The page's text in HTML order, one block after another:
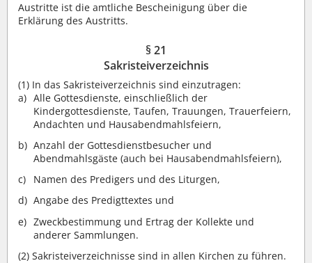
Austritte ist die amtliche Bescheinigung über die
Erklärung des Austritts.
§ 21
Sakristeiverzeichnis
(1) In das Sakristeiverzeichnis sind einzutragen:
Alle Gottesdienste, einschließlich der
Kindergottesdienste, Taufen, Trauungen, Trauerfeiern,
Andachten und Hausabendmahlsfeiern,
Anzahl der Gottesdienstbesucher und
Abendmahlsgäste (auch bei Hausabendmahlsfeiern),
Namen des Predigers und des Liturgen,
Angabe des Predigttextes und
Zweckbestimmung und Ertrag der Kollekte und
anderer Sammlungen.
(2) Sakristeiverzeichnisse sind in allen Kirchen zu führen.